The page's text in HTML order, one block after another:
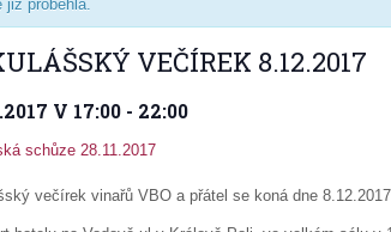
již proběhla.
VEČÍREK 8.12.2017
V 17:00 - 22:00
schůze 28.11.2017
večírek vinařů VBO a přátel se koná dne 8.12.2017